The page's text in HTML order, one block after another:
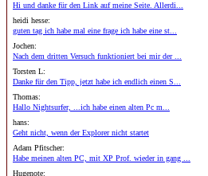
Hi und danke für den Link auf meine Seite. Allerdi...
heidi hesse:
guten tag ich habe mal eine frage ich habe eine st...
Jochen:
Nach dem dritten Versuch funktioniert bei mir der ...
Torsten L:
Danke für den Tipp, jetzt habe ich endlich einen S...
Thomas:
Hallo Nightsurfer, ...ich habe einen alten Pc m...
hans:
Geht nicht, wenn der Explorer nicht startet
Adam Pfitscher:
Habe meinen alten PC, mit XP Prof. wieder in gang ...
Hugenote: